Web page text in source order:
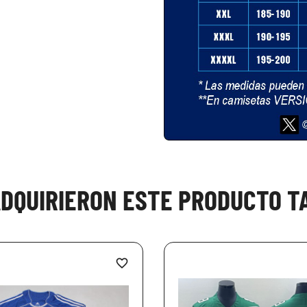
ESTE PRODUCTO
favorite_border